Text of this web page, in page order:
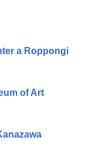
a Roppongi
of Art